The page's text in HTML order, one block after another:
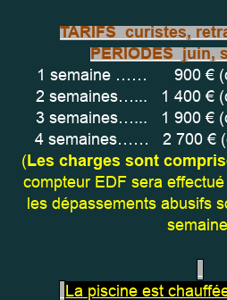
TARIFS curistes,
PERIODES juin,
1 semaine …… 900 €
2 semaines…... 1 400 €
3 semaines…... 1 900 €
4 semaines…… 2 700 €
(Les charges sont
compteur EDF sera
les dépassements abusifs
La piscine est